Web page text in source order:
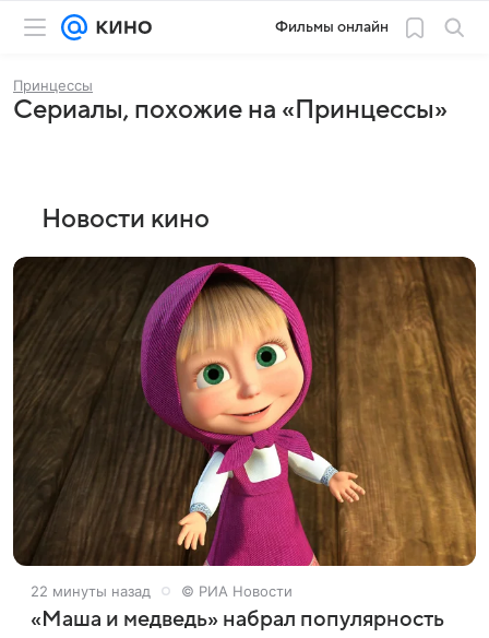
Фильмы онлайн
Принцессы
Сериалы, похожие на «Принцессы»
Новости кино
22 минуты назад © РИА Новости
«Маша и медведь» набрал популярность